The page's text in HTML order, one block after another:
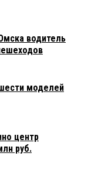
водитель
моделей
центр
руб.